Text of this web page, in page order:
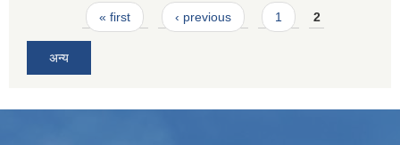
Pages« first ‹ previous 1 2
अन्य